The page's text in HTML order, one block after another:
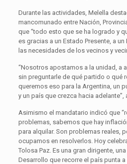
Durante las actividades, Melella
mancomunado entre Nación,
que “todo esto que se ha logrado y
es gracias a un Estado Presente, a
las necesidades de los vecinos y
“Nosotros apostamos a la unidad, a
sin preguntarle de qué partido o qué
queremos eso para la Argentina, un
y un país que crezca hacia adelante”,
Asimismo el mandatario indicó que
problemas, sabemos que hay
para alquilar. Son problemas reales,
ocupamos en resolverlos. Hoy
Tolosa Paz. Es una gran dirigente,
Desarrollo que recorre el país punta a